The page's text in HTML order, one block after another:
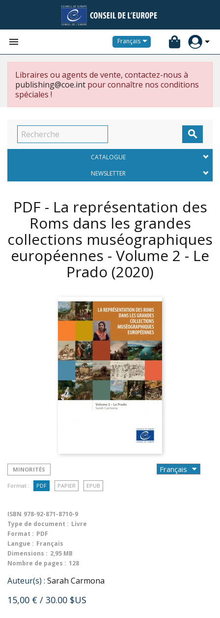
 Français
Libraires ou agents de vente, contactez-nous à
publishing@coe.int pour connaître nos conditions
spéciales !

CATALOGUE
NEWSLETTER
PDF - La représentation des
Roms dans les grandes
collections muséographiques
européennes - Volume 2 - Le
Prado (2020)
MINORITÉS
Format : PDF PAPIER EPUB
ISBN 978-92-871-8710-9
Type de document : Livre
Format : PDF
Langue : Français
Dimensions : 2,95 MB
Nombre de pages : 128
Auteur(s) : Sarah Carmona
15,00 € / 30.00 $US